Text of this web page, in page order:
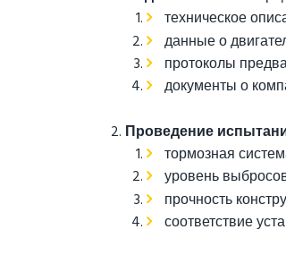
техническое
данные о
протоколы
документы о
Проведение
тормозная
уровень
прочность
соответствие